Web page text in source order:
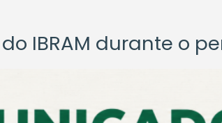
IBRAM durante o